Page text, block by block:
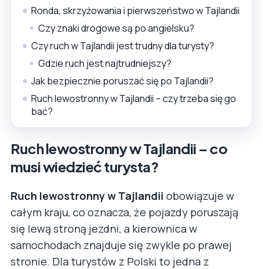
Ronda, skrzyżowania i pierwszeństwo w Tajlandii
Czy znaki drogowe są po angielsku?
Czy ruch w Tajlandii jest trudny dla turysty?
Gdzie ruch jest najtrudniejszy?
Jak bezpiecznie poruszać się po Tajlandii?
Ruch lewostronny w Tajlandii – czy trzeba się go
bać?
Ruch lewostronny w Tajlandii – co
musi wiedzieć turysta?
Ruch lewostronny w Tajlandii obowiązuje w
całym kraju, co oznacza, że pojazdy poruszają
się lewą stroną jezdni, a kierownica w
samochodach znajduje się zwykle po prawej
stronie. Dla turystów z Polski to jedna z